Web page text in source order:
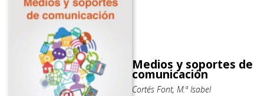
Medios y soportes de
comunicación
Cortés Font, M.ª Isabel